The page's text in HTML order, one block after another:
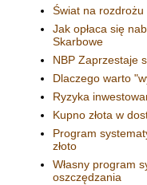
Świat na rozdrożu
Jak opłaca się
Skarbowe
NBP Zaprzestaje
Dlaczego warto
Ryzyka
Kupno złota w
Program
złoto
Własny program
oszczędzania